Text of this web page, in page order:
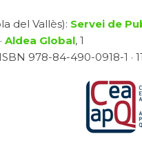
del Vallès): Servei de
Aldea Global, 1
ISBN 978-84-490-0918-1 ·